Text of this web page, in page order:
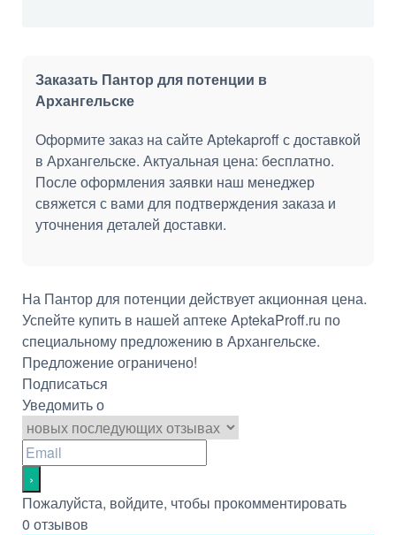
Заказать Пантор для потенции в
Архангельске
Оформите заказ на сайте Aptekaproff с доставкой
в Архангельске. Актуальная цена: бесплатно.
После оформления заявки наш менеджер
свяжется с вами для подтверждения заказа и
уточнения деталей доставки.
На Пантор для потенции действует акционная цена.
Успейте купить в нашей аптеке AptekaProff.ru по
специальному предложению в Архангельске.
Предложение ограничено!
Подписаться
Уведомить о
Пожалуйста, войдите, чтобы прокомментировать
0 отзывов